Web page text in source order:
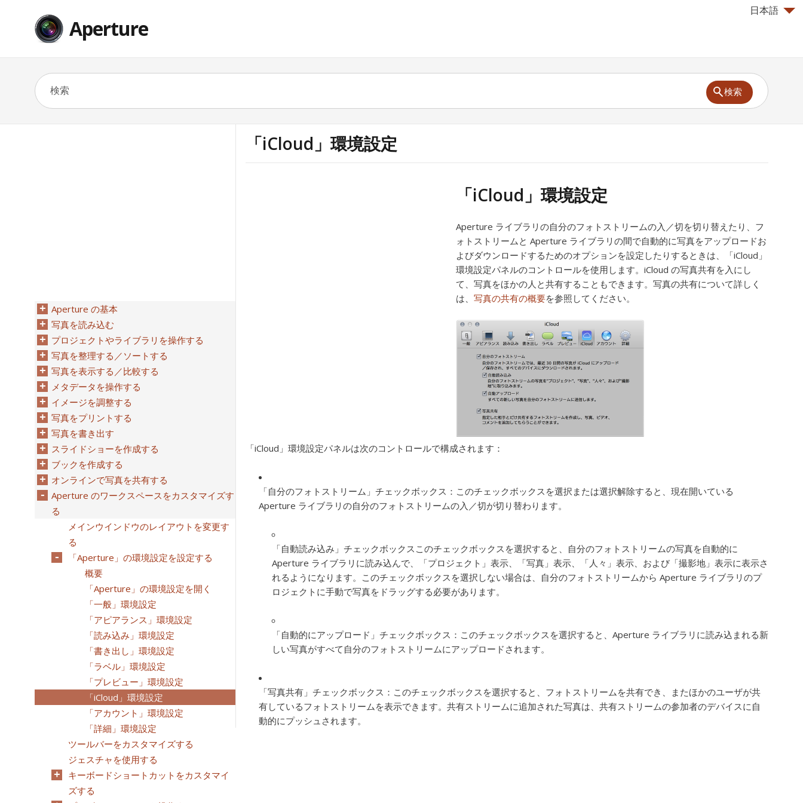
日本語
Aperture
検索
「iCloud」環境設定
「iCloud」環境設定
Aperture ライブラリの自分のフォトストリームの入／切を切り替えたり、フ
ォトストリームと Aperture ライブラリの間で自動的に写真をアップロードお
よびダウンロードするためのオプションを設定したりするときは、「iCloud」
環境設定パネルのコントロールを使用します。iCloud の写真共有を入にし
て、写真をほかの人と共有することもできます。写真の共有について詳しく
は、 写真の共有の概要を参照してください。
「iCloud」環境設定パネルは次のコントロールで構成されます：
「自分のフォトストリーム」チェックボックス： このチェックボックスを選択または選択解除すると、現在開いている
Aperture ライブラリの自分のフォトストリームの入／切が切り替わります。
「自動読み込み」チェックボックス このチェックボックスを選択すると、自分のフォトストリームの写真を自動的に
Aperture ライブラリに読み込んで、「プロジェクト」表示、「写真」表示、「人々」表示、および「撮影地」表示に表示さ
れるようになります。このチェックボックスを選択しない場合は、自分のフォトストリームから Aperture ライブラリのプ
ロジェクトに手動で写真をドラッグする必要があります。
「自動的にアップロード」チェックボックス： このチェックボックスを選択すると、Aperture ライブラリに読み込まれる新
しい写真がすべて自分のフォトストリームにアップロードされます。
「写真共有」チェックボックス： このチェックボックスを選択すると、フォトストリームを共有でき、またほかのユーザが共
有しているフォトストリームを表示できます。共有ストリームに追加された写真は、共有ストリームの参加者のデバイスに自
動的にプッシュされます。
Aperture の基本
写真を読み込む
プロジェクトやライブラリを操作する
写真を整理する／ソートする
写真を表示する／比較する
メタデータを操作する
イメージを調整する
写真をプリントする
写真を書き出す
スライドショーを作成する
ブックを作成する
オンラインで写真を共有する
Aperture のワークスペースをカスタマイズす
る
メインウインドウのレイアウトを変更す
る
「Aperture」の環境設定を設定する
概要
「Aperture」の環境設定を開く
「一般」環境設定
「アピアランス」環境設定
「読み込み」環境設定
「書き出し」環境設定
「ラベル」環境設定
「プレビュー」環境設定
「iCloud」環境設定
「アカウント」環境設定
「詳細」環境設定
ツールバーをカスタマイズする
ジェスチャを使用する
キーボードショートカットをカスタマイ
ズする